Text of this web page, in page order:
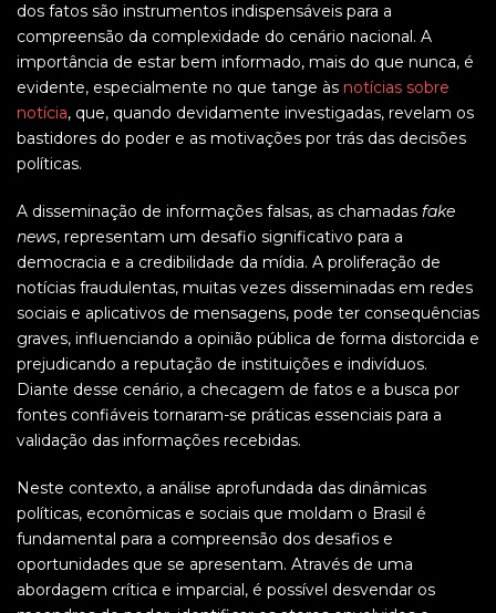
dos fatos são instrumentos indispensáveis para a
compreensão da complexidade do cenário nacional. A
importância de estar bem informado, mais do que nunca, é
evidente, especialmente no que tange às notícias sobre
notícia, que, quando devidamente investigadas, revelam os
bastidores do poder e as motivações por trás das decisões
políticas.
A disseminação de informações falsas, as chamadas fake
news, representam um desafio significativo para a
democracia e a credibilidade da mídia. A proliferação de
notícias fraudulentas, muitas vezes disseminadas em redes
sociais e aplicativos de mensagens, pode ter consequências
graves, influenciando a opinião pública de forma distorcida e
prejudicando a reputação de instituições e indivíduos.
Diante desse cenário, a checagem de fatos e a busca por
fontes confiáveis tornaram-se práticas essenciais para a
validação das informações recebidas.
Neste contexto, a análise aprofundada das dinâmicas
políticas, econômicas e sociais que moldam o Brasil é
fundamental para a compreensão dos desafios e
oportunidades que se apresentam. Através de uma
abordagem crítica e imparcial, é possível desvendar os